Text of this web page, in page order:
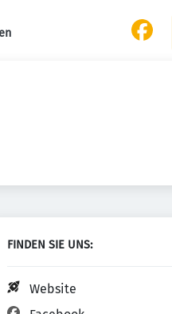
FINDEN SIE UNS:
Website